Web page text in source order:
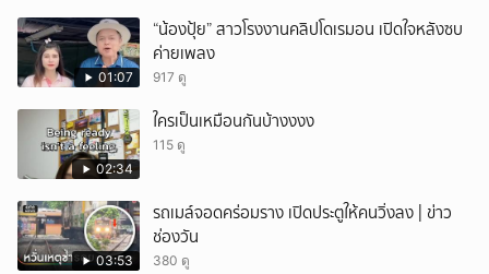
01:07
“น้องปุ้ย” สาวโรงงานคลิปโดเรมอน เปิดใจหลังซบ
ค่ายเพลง
917 ดู
02:34
ใครเป็นเหมือนกันบ้างงงง
115 ดู
03:53
รถเมล์จอดคร่อมราง เปิดประตูให้คนวิ่งลง | ข่าว
ช่องวัน
380 ดู